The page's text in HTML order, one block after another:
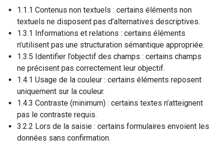
1.1.1 Contenus non textuels : certains éléments non
textuels ne disposent pas d’alternatives descriptives.
1.3.1 Informations et relations : certains éléments
n’utilisent pas une structuration sémantique appropriée.
1.3.5 Identifier l’objectif des champs : certains champs
ne précisent pas correctement leur objectif.
1.4.1 Usage de la couleur : certains éléments reposent
uniquement sur la couleur.
1.4.3 Contraste (minimum) : certains textes n’atteignent
pas le contraste requis.
3.2.2 Lors de la saisie : certains formulaires envoient les
données sans confirmation.